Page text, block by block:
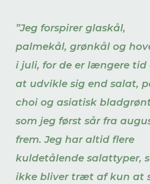
”Jeg forspirer glaskål,
palmekål, grønkål og
i juli, for de er længere tid
at udvikle sig end salat,
choi og asiatisk
som jeg først sår fra
frem. Jeg har altid flere
kuldetålende salattyper,
ikke bliver træt af kun at